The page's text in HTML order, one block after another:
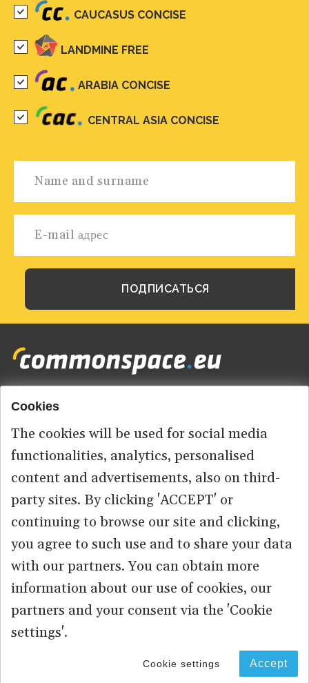
CAUCASUS CONCISE
LANDMINE FREE
ARABIA CONCISE
CENTRAL ASIA CONCISE
Footer
menu
HOME
ABOUT US
КОНТАКТ
© 2026 commonspace.eu. All Rights Reserved.
PRIVACY TERMS OF USE
Cookies
The cookies will be used for social media
functionalities, analytics, personalised
content and advertisements, also on third-
party sites. By clicking 'ACCEPT' or
continuing to browse our site and clicking,
you agree to such use and to share your data
with our partners. You can obtain more
information about our use of cookies, our
partners and your consent via the 'Cookie
settings'.
Cookie settings Accept